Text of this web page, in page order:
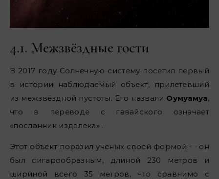
4.1. Межзвёздные гости
В 2017 году Солнечную систему посетил первый
в истории наблюдаемый объект, прилетевший
из межзвёздной пустоты. Его назвали Оумуамуа,
что в переводе с гавайского означает
«посланник издалека» .
Этот объект поразил учёных своей формой — он
был сигарообразным, длиной 230 метров и
шириной всего 35 метров, что сравнимо с